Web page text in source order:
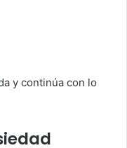
y continúa con lo